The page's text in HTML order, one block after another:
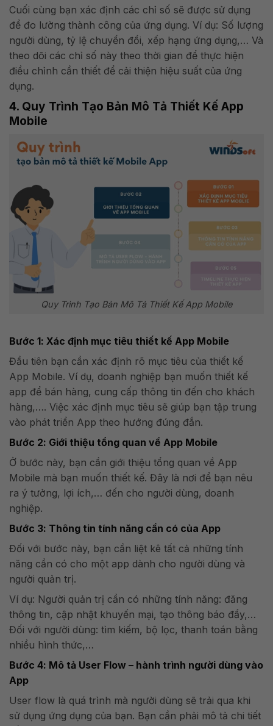
Cuối cùng bạn xác định các chỉ số sẽ được sử dụng
để đo lường thành công của ứng dụng. Ví dụ: Số lượng
người dùng, tỷ lệ chuyển đổi, xếp hạng ứng dụng,… Và
theo dõi các chỉ số này theo thời gian để thực hiện
điều chỉnh cần thiết để cải thiện hiệu suất của ứng
dụng.
4. Quy Trình Tạo Bản Mô Tả Thiết Kế App
Mobile
Quy Trình Tạo Bản Mô Tả Thiết Kế App Mobile
Bước 1: Xác định mục tiêu thiết kế App Mobile
Đầu tiên bạn cần xác định rõ mục tiêu của thiết kế
App Mobile. Ví dụ, doanh nghiệp bạn muốn thiết kế
app để bán hàng, cung cấp thông tin đến cho khách
hàng,…. Việc xác định mục tiêu sẽ giúp bạn tập trung
vào phát triển App theo hướng đúng đắn.
Bước 2: Giới thiệu tổng quan về App Mobile
Ở bước này, bạn cần giới thiệu tổng quan về App
Mobile mà bạn muốn thiết kế. Đây là nơi để bạn nêu
ra ý tưởng, lợi ích,… đến cho người dùng, doanh
nghiệp.
Bước 3: Thông tin tính năng cần có của App
Đối với bước này, bạn cần liệt kê tất cả những tính
năng cần có cho một app dành cho người dùng và
người quản trị.
Ví dụ: Người quản trị cần có những tính năng: đăng
thông tin, cập nhật khuyến mại, tạo thông báo đẩy,…
Đối với người dùng: tìm kiếm, bộ lọc, thanh toán bằng
nhiều hình thức,…
Bước 4: Mô tả User Flow – hành trình người dùng vào
App
User flow là quá trình mà người dùng sẽ trải qua khi
sử dụng ứng dụng của bạn. Bạn cần phải mô tả chi tiết